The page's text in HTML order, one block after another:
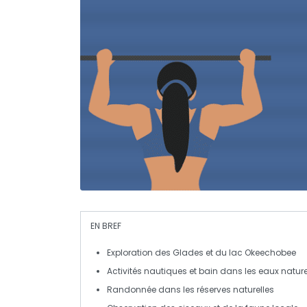
EN BREF
Exploration des Glades et du lac Okeechobee
Activités nautiques etbain dans les eaux
Randonnée dans les réserves naturelles